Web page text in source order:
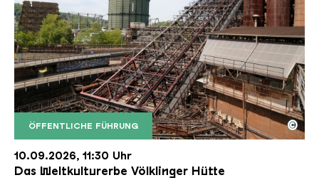
ÖFFENTLICHE FÜHRUNG
Der Erzschrägaufzug der Völklinger Hütte mit
Copyright: Weltkulturerbe Völklinger Hütte | Karl
©
10.09.2026, 11:30 Uhr
Das Weltkulturerbe Völklinger Hütte